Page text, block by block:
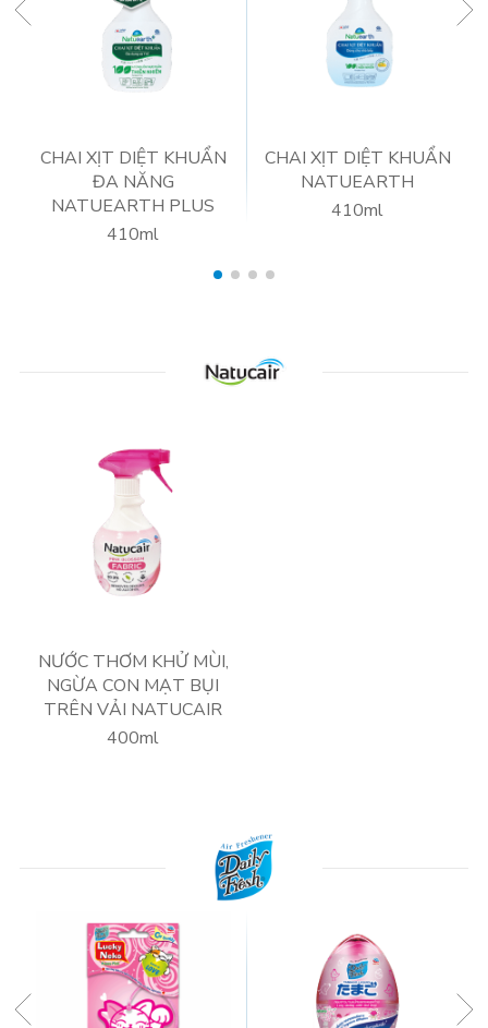
CHAI XỊT DIỆT KHUẨN
ĐA NĂNG
NATUEARTH PLUS
410ml
CHAI XỊT DIỆT KHUẨN
NATUEARTH
410ml
NƯỚC THƠM KHỬ MÙI,
NGỪA CON MẠT BỤI
TRÊN VẢI NATUCAIR
400ml